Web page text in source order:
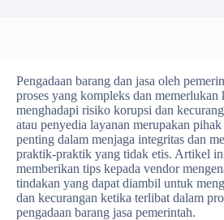
Pengadaan barang dan jasa oleh
proses yang kompleks dan memerlukan
menghadapi risiko korupsi dan
atau penyedia layanan merupakan
penting dalam menjaga integritas dan
praktik-praktik yang tidak etis. Artikel
memberikan tips kepada vendor
tindakan yang dapat diambil untuk
dan kecurangan ketika terlibat dalam
pengadaan barang jasa pemerintah.